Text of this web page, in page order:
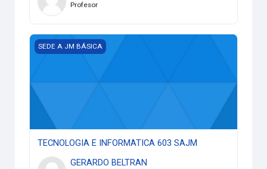
Profesor
TECNOLOGIA E INFORMATICA 603 SAJM
SEDE A JM BÁSICA
TECNOLOGIA E INFORMATICA 603 SAJM
GERARDO BELTRAN